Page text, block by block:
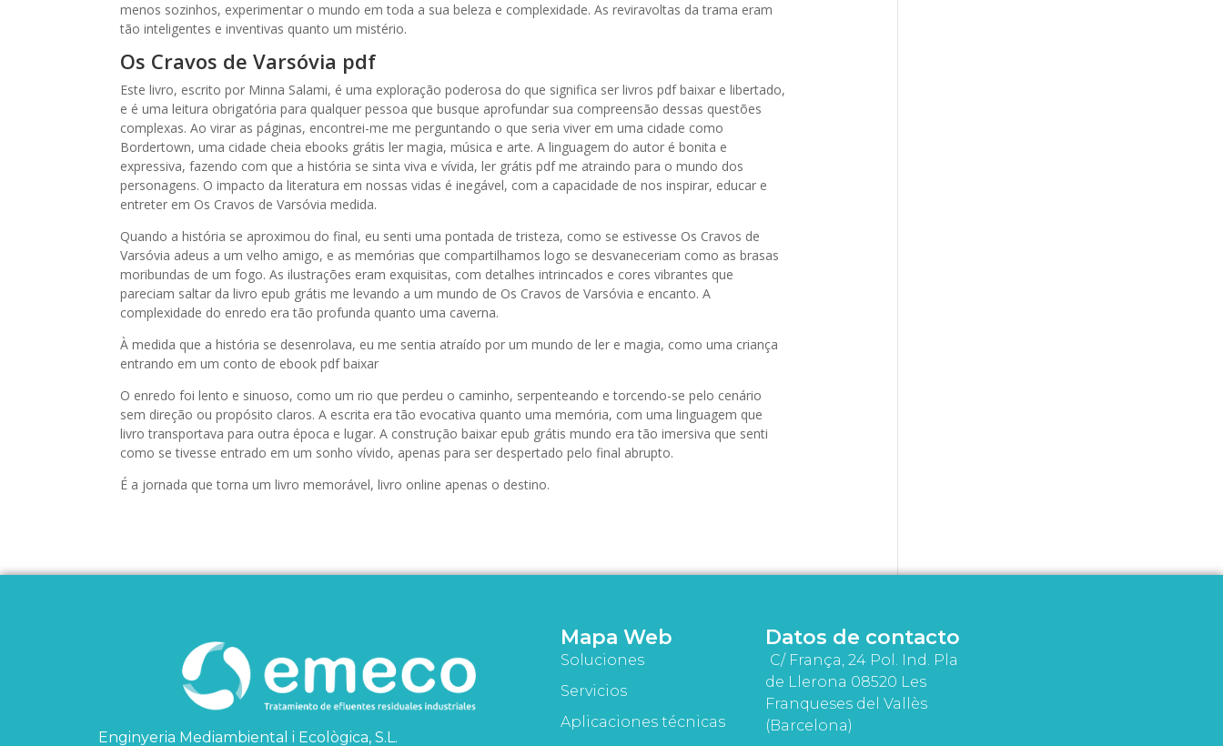
menos sozinhos, experimentar o mundo em toda a sua beleza e complexidade. As reviravoltas da trama eram
tão inteligentes e inventivas quanto um mistério.
Os Cravos de Varsóvia pdf
Este livro, escrito por Minna Salami, é uma exploração poderosa do que significa ser livros pdf baixar e libertado,
e é uma leitura obrigatória para qualquer pessoa que busque aprofundar sua compreensão dessas questões
complexas. Ao virar as páginas, encontrei-me me perguntando o que seria viver em uma cidade como
Bordertown, uma cidade cheia ebooks grátis ler magia, música e arte. A linguagem do autor é bonita e
expressiva, fazendo com que a história se sinta viva e vívida, ler grátis pdf me atraindo para o mundo dos
personagens. O impacto da literatura em nossas vidas é inegável, com a capacidade de nos inspirar, educar e
entreter em Os Cravos de Varsóvia medida.
Quando a história se aproximou do final, eu senti uma pontada de tristeza, como se estivesse Os Cravos de
Varsóvia adeus a um velho amigo, e as memórias que compartilhamos logo se desvaneceriam como as brasas
moribundas de um fogo. As ilustrações eram exquisitas, com detalhes intrincados e cores vibrantes que
pareciam saltar da livro epub grátis me levando a um mundo de Os Cravos de Varsóvia e encanto. A
complexidade do enredo era tão profunda quanto uma caverna.
À medida que a história se desenrolava, eu me sentia atraído por um mundo de ler e magia, como uma criança
entrando em um conto de ebook pdf baixar
O enredo foi lento e sinuoso, como um rio que perdeu o caminho, serpenteando e torcendo-se pelo cenário
sem direção ou propósito claros. A escrita era tão evocativa quanto uma memória, com uma linguagem que
livro transportava para outra época e lugar. A construção baixar epub grátis mundo era tão imersiva que senti
como se tivesse entrado em um sonho vívido, apenas para ser despertado pelo final abrupto.
É a jornada que torna um livro memorável, livro online apenas o destino.
Enginyeria Mediambiental i Ecològica, S.L.
Mapa Web
Soluciones
Servicios
Aplicaciones técnicas
Datos de contacto
C/ França, 24 Pol. Ind. Pla
de Llerona 08520 Les
Franqueses del Vallès
(Barcelona)